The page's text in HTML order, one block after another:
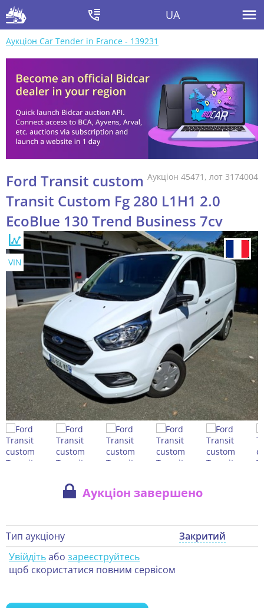
UA
Аукціон Car Tender in France - 139231
Аукціон 45471, лот 3174004
Ford Transit custom
Transit Custom Fg 280 L1H1 2.0
EcoBlue 130 Trend Business 7cv
VIN
Аукціон завершено
Тип аукціону
Закритий
Увійдітьабо зареєструйтесь
щоб скористатися повним сервісом